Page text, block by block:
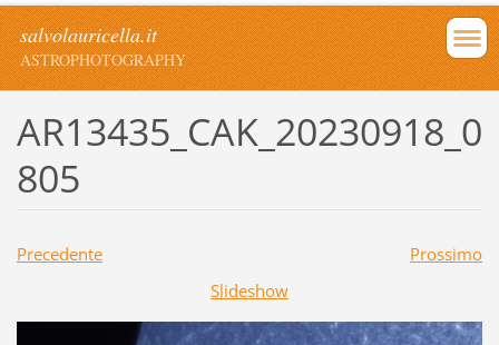
salvolauricella.it
ASTROPHOTOGRAPHY
AR13435_CAK_20230918_0
805
Precedente
Prossimo
Slideshow